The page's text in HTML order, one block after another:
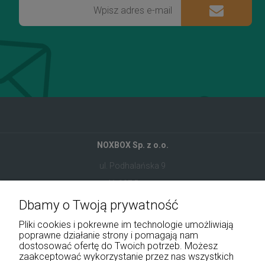
NOXBOX Sp. z o.o.
ul. Podhalańska 9
41-907 Bytom
+48 534 555 344
sklep@noxbox.pl
Dbamy o Twoją prywatność
Pliki cookies i pokrewne im technologie umożliwiają
poprawne działanie strony i pomagają nam
dostosować ofertę do Twoich potrzeb. Możesz
zaakceptować wykorzystanie przez nas wszystkich